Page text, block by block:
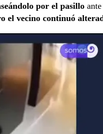
por el pasillo
el vecino continuó